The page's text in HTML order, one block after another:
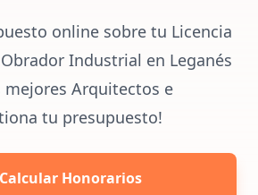
online sobre tu Licencia
Industrial en Leganés
mejores Arquitectos e
tu presupuesto!
Calcular Honorarios